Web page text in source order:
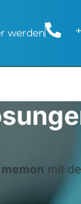
werden
memon mit